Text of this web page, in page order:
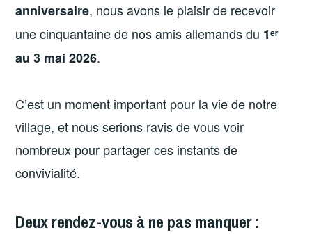
anniversaire, nous avons le plaisir de recevoir
une cinquantaine de nos amis allemands du 1ᵉʳ
au 3 mai 2026.
C’est un moment important pour la vie de notre
village, et nous serions ravis de vous voir
nombreux pour partager ces instants de
convivialité.
Deux rendez-vous à ne pas manquer :